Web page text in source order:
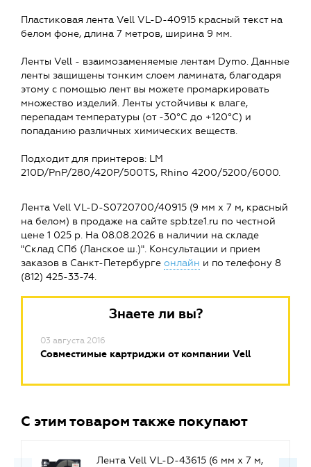
Пластиковая лента Vell VL-D-40915 красный текст на
белом фоне, длина 7 метров, ширина 9 мм.
Ленты Vell - взаимозаменяемые лентам Dymo. Данные
ленты защищены тонким слоем ламината, благодаря
этому с помощью лент вы можете промаркировать
множество изделий. Ленты устойчивы к влаге,
перепадам температуры (от -30°С до +120°С) и
попаданию различных химических веществ.
Подходит для принтеров: LM
210D/PnP/280/420P/500TS, Rhino 4200/5200/6000.
Лента Vell VL-D-S0720700/40915 (9 мм х 7 м, красный
на белом) в продаже на сайте spb.tze1.ru по честной
цене 1 025 р. На 08.08.2026 в наличии на складе
"Склад СПб (Ланское ш.)". Консультации и прием
заказов в Санкт-Петербурге онлайн и по телефону 8
(812) 425-33-74.
Знаете ли вы?
03 августа 2016
Совместимые картриджи от компании Vell
С этим товаром также покупают
Лента Vell VL-D-43615 (6 мм х 7 м,